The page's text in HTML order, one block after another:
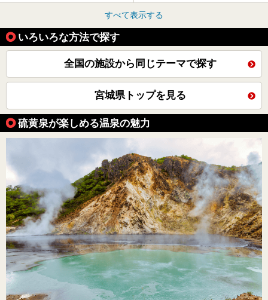
すべて表示する
いろいろな方法で探す
全国の施設から同じテーマで探す
宮城県トップを見る
硫黄泉が楽しめる温泉の魅力